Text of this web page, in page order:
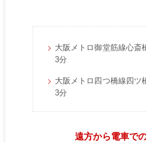
大阪メトロ御堂筋線心斎
3分
大阪メトロ四つ橋線四ツ
3分
遠方から電車で